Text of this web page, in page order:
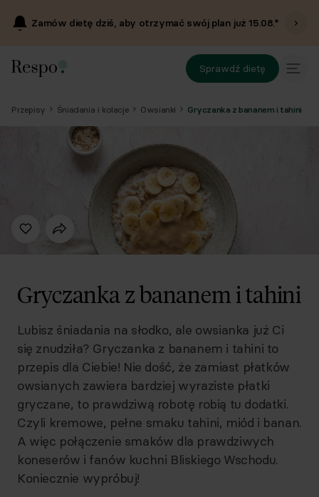
Zamów dietę dziś, aby otrzymać swój plan już15.08.*
Sprawdź dietę
Przepisy Śniadania i kolacje Owsianki Gryczanka z bananem i tahini
Gryczanka z bananem i tahini
Lubisz śniadania na słodko, ale owsianka już Ci
się znudziła? Gryczanka z bananem i tahini to
przepis dla Ciebie! Nie dość, że zamiast płatków
owsianych zawiera bardziej wyraziste płatki
gryczane, to prawdziwą robotę robią tu dodatki.
Czyli kremowe, pełne smaku tahini, miód i banan.
A więc połączenie smaków dla prawdziwych
koneserów i fanów kuchni Bliskiego Wschodu.
Koniecznie wypróbuj!